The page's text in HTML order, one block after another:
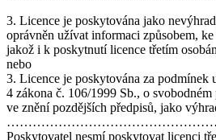
3. Licence je poskytována jako
oprávněn užívat informaci způsobem,
jakož i k poskytnutí licence třetím
nebo
3. Licence je poskytována za podmínek
4 zákona č. 106/1999 Sb., o
ve znění pozdějších předpisů, jako
Poskytovatel nesmí poskytovat licenci